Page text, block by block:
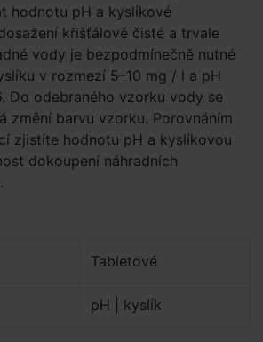
hodnotu pH a kyslíkové
křišťálově čisté a trvale
vody je bezpodmínečně nutné
v rozmezí 5–10 mg / l a pH
Do odebraného vzorku vody se
změní barvu vzorku. Porovnáním
zjistíte hodnotu pH a kyslíkovou
dokoupení náhradních
Tabletové
pH | kyslík